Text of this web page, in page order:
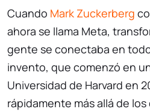
Cuando Mark Zuckerberg
ahora se llama Meta,
gente se conectaba en
invento, que comenzó en
Universidad de Harvard en
rápidamente más allá de